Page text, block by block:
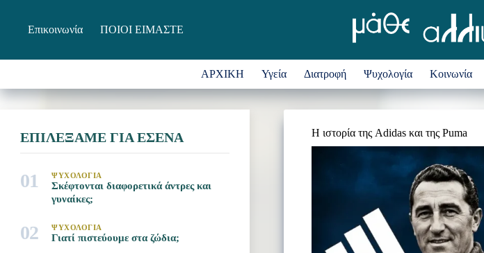
περιεχόμενοΕπικοινωνία ΠΟΙΟΙ ΕΙΜΑΣΤΕ
ΑΡΧΙΚΗ Υγεία Διατροφή Ψυχολογία Κοινωνία
Η ιστορία της Adidas και της Puma
ΕΠΙΛΕΞΑΜΕ ΓΙΑ ΕΣΕΝΑ
01 ΨΥΧΟΛΟΓΙΑ
Σκέφτονται διαφορετικά άντρες και
γυναίκες;
02 ΨΥΧΟΛΟΓΙΑ
Γιατί πιστεύουμε στα ζώδια;